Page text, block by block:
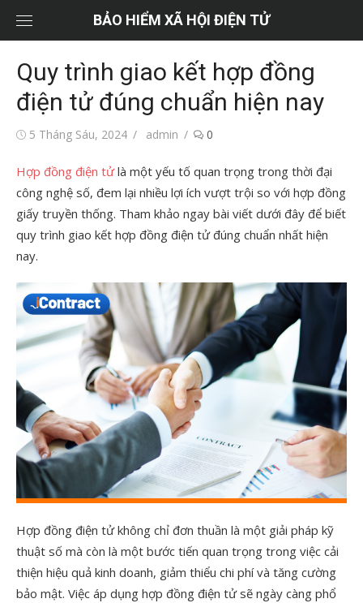
dung
BẢO HIỂM XÃ HỘI ĐIỆN TỬ
Quy trình giao kết hợp đồng
điện tử đúng chuẩn hiện nay
Đăng5 Tháng Sáu, 2024
Tác
admin 0
Hợp đồng điện tửlà một yếu tố quan trọng trong thời đại
công nghệ số, đem lại nhiều lợi ích vượt trội so với hợp đồng
giấy truyền thống. Tham khảo ngay bài viết dưới đây để biết
quy trình giao kết hợp đồng điện tử đúng chuẩn nhất hiện
nay.
Hợp đồng điện tử không chỉ đơn thuần là một giải pháp kỹ
thuật số mà còn là một bước tiến quan trọng trong việc cải
thiện hiệu quả kinh doanh, giảm thiểu chi phí và tăng cường
bảo mật. Việc áp dụng hợp đồng điện tử sẽ ngày càng phổ